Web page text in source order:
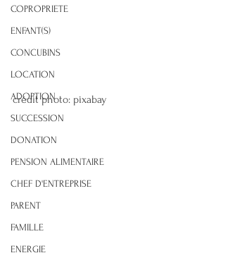
COPROPRIETE
ENFANT(S)
CONCUBINS
LOCATION
ADOPTION
SUCCESSION
DONATION
PENSION ALIMENTAIRE
CHEF D'ENTREPRISE
PARENT
FAMILLE
ENERGIE
crédit photo: pixabay